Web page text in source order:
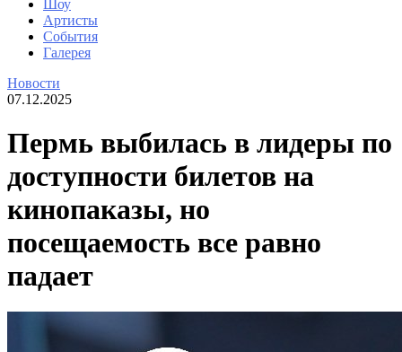
Шоу
Артисты
События
Галерея
Новости
07.12.2025
Пермь выбилась в лидеры по
доступности билетов на
кинопаказы, но
посещаемость все равно
падает